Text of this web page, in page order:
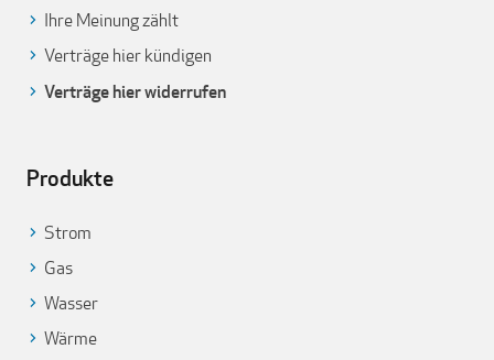
Ihre Meinung zählt
Verträge hier kündigen
Verträge hier widerrufen
Produkte
Strom
Gas
Wasser
Wärme